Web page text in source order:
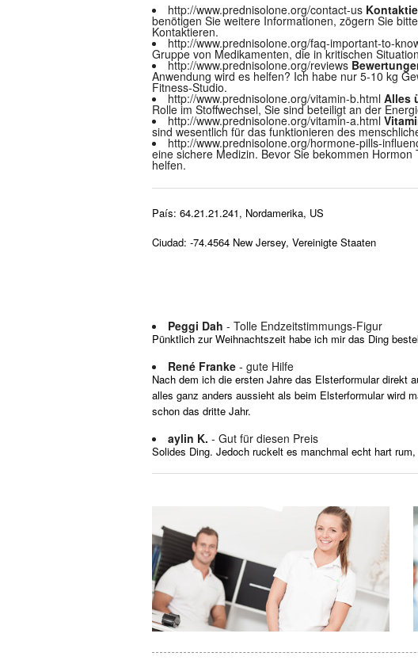
http://www.prednisolone.org/contact-us
benötigen Sie weitere Informationen, zögern Sie
Kontaktieren.
http://www.prednisolone.org/faq-important-to-
Gruppe von Medikamenten, die in kritischen
http://www.prednisolone.org/reviews
Anwendung wird es helfen? Ich habe nur 5-10 kg
Fitness-Studio.
http://www.prednisolone.org/vitamin-b.html Alles
Rolle im Stoffwechsel, Sie sind beteiligt an der
http://www.prednisolone.org/vitamin-a.html
sind wesentlich für das funktionieren des
http://www.prednisolone.org/hormone-pills-
eine sichere Medizin. Bevor Sie bekommen
helfen.
País: 64.21.21.241, Nordamerika, US
Ciudad: -74.4564 New Jersey, Vereinigte Staaten
Peggi Dah - Tolle Endzeitstimmungs-Figur
Pünktlich zur Weihnachtszeit habe ich mir das Ding
René Franke - gute Hilfe
Nach dem ich die ersten Jahre das Elsterformular direkt
alles ganz anders aussieht als beim Elsterformular wird
schon das dritte Jahr.
aylin K. - Gut für diesen Preis
Solides Ding. Jedoch ruckelt es manchmal echt hart